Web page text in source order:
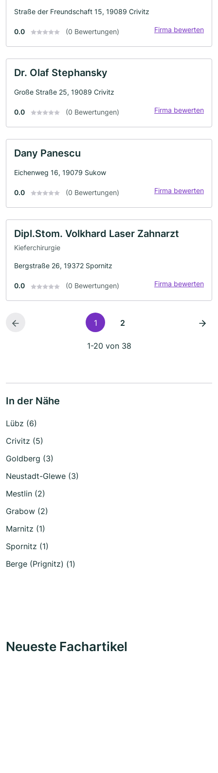
Straße der Freundschaft 15, 19089 Crivitz
0.0 (0 Bewertungen) Firma bewerten
Dr. Olaf Stephansky
Große Straße 25, 19089 Crivitz
0.0 (0 Bewertungen) Firma bewerten
Dany Panescu
Eichenweg 16, 19079 Sukow
0.0 (0 Bewertungen) Firma bewerten
Dipl.Stom. Volkhard Laser Zahnarzt
Kieferchirurgie
Bergstraße 26, 19372 Spornitz
0.0 (0 Bewertungen) Firma bewerten
1 2
1-20 von 38
In der Nähe
Lübz (6)
Crivitz (5)
Goldberg (3)
Neustadt-Glewe (3)
Mestlin (2)
Grabow (2)
Marnitz (1)
Spornitz (1)
Berge (Prignitz) (1)
Neueste Fachartikel